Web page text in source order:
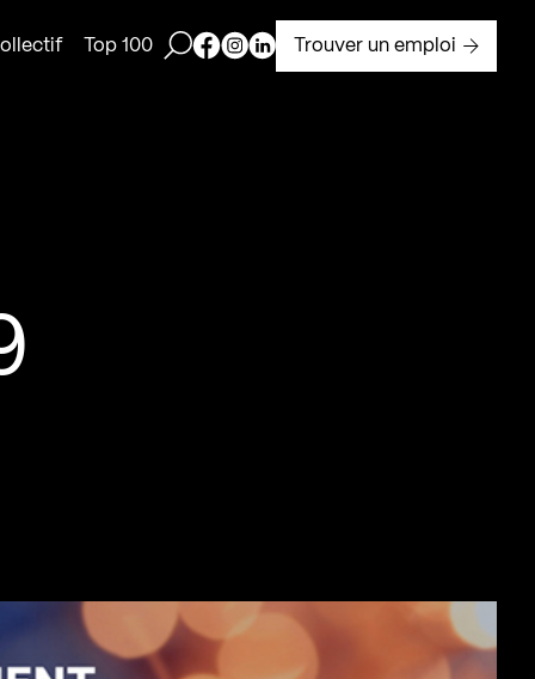
Top 100 Ouvrir la barre de recherche
Page Facebook de Kollectif
Page Instagram de Kollectif
Page Linkedin de Kollectif
Trouver un emploi